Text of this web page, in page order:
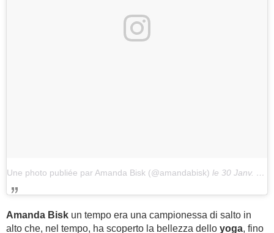
Une photo publiée par Amanda Bisk (@amandabisk) le 30 Janv. 2017 à 23h14 PST
Amanda Bisk un tempo era una campionessa di salto in
alto che, nel tempo, ha scoperto la bellezza dello yoga, fino